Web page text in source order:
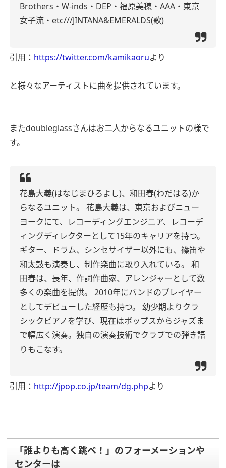
Brothers・W-inds・DEP・福原美穂・AAA・東京
女子流・etc///JINTANA&EMERALDS(歌)
引用： https://twitter.com/kamikaoruより
と様々なアーティストに曲を提供されています。
またdoubleglassさんはお二人からなるユニットの様で
す。
花島大義(はなじまひろよし)、和田春(わだはる)か
らなるユニット。 花島大義は、東京およびニュー
ヨークにて、レコーディングエンジニア、レコーデ
ィングディレクターとして15年のキャリアを持つ。
ギター、ドラム、シンセサイザー以外にも、篠笛や
和太鼓も演奏し、制作楽曲に取り入れている。 和
田春は、長年、作詞作曲家、アレンジャーとして数
多くの楽曲を提供。 2010年にバンドのプレイヤー
としてデビューした経歴も持つ。 幼少期よりクラ
シックピアノを学び、現在はポップスからジャズま
で幅広く演奏。独自の演奏技術でクラブでの弾き語
りもこなす。
引用： http://jpop.co.jp/team/dg.phpより
「誰よりも高く跳べ！」のフォーメーションや
センターは